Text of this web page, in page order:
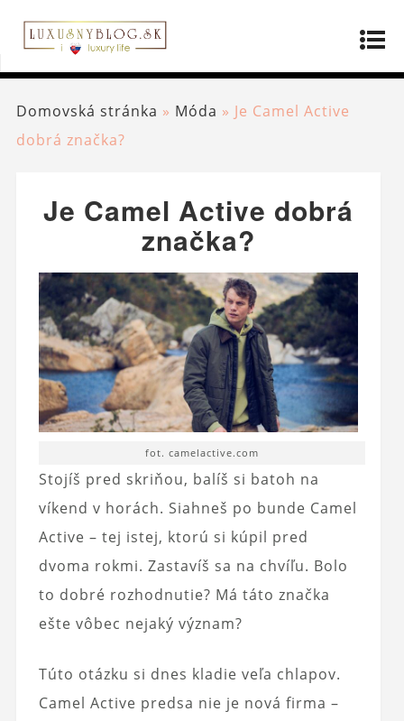
Domovská stránka » Móda » Je Camel Active
dobrá značka?
Je Camel Active dobrá
značka?
fot. camelactive.com
Stojíš pred skriňou, balíš si batoh na
víkend v horách. Siahneš po bunde Camel
Active – tej istej, ktorú si kúpil pred
dvoma rokmi. Zastavíš sa na chvíľu. Bolo
to dobré rozhodnutie? Má táto značka
ešte vôbec nejaký význam?
Túto otázku si dnes kladie veľa chlapov.
Camel Active predsa nie je nová firma –